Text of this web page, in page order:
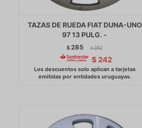
TAZAS DE RUEDA FIAT DUNA-UNO
97 13 PULG. -
$285 $ 292
$ 242